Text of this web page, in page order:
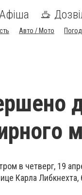
Афіша
Авто / Мото
в четверг, 19
Карла